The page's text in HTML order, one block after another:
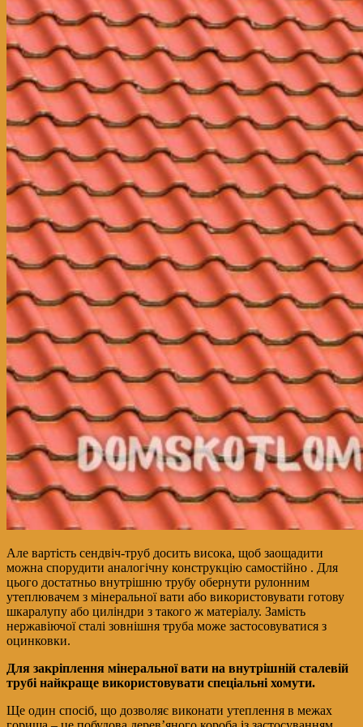
Але вартість сендвіч-труб досить висока, щоб заощадити
можна спорудити аналогічну конструкцію самостійно . Для
цього достатньо внутрішню трубу обернути рулонним
утеплювачем з мінеральної вати або використовувати готову
шкаралупу або циліндри з такого ж матеріалу. Замість
нержавіючої сталі зовнішня труба може застосовуватися з
оцинковки.
Для закріплення мінеральної вати на внутрішній сталевій
трубі найкраще використовувати спеціальні хомути.
Ще один спосіб, що дозволяє виконати утеплення в межах